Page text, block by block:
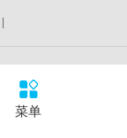
菜单